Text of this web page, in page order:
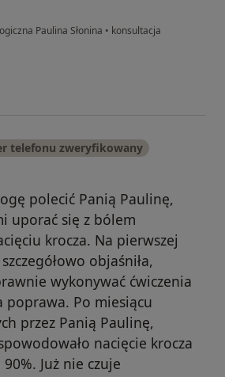
Paulina Słonina • konsultacja
telefonu zweryfikowany
polecić Panią Paulinę,
uporać się z bólem
krocza. Na pierwszej
objaśniła,
wykonywać ćwiczenia
poprawa. Po miesiącu
przez Panią Paulinę,
nacięcie krocza
Już nie czuje